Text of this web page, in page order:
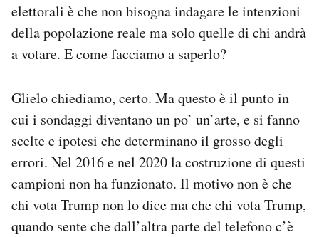
elettorali è che non bisogna indagare le intenzioni
della popolazione reale ma solo quelle di chi andrà
a votare. E come facciamo a saperlo?
Glielo chiediamo, certo. Ma questo è il punto in
cui i sondaggi diventano un po’ un’arte, e si fanno
scelte e ipotesi che determinano il grosso degli
errori. Nel 2016 e nel 2020 la costruzione di questi
campioni non ha funzionato. Il motivo non è che
chi vota Trump non lo dice ma che chi vota Trump,
quando sente che dall’altra parte del telefono c’è